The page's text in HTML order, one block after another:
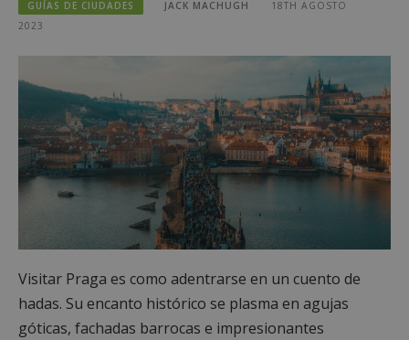
GUÍAS DE CIUDADES JACK MACHUGH
18TH AGOSTO
2023
Visitar Praga es como adentrarse en un cuento de
hadas. Su encanto histórico se plasma en agujas
góticas, fachadas barrocas e impresionantes